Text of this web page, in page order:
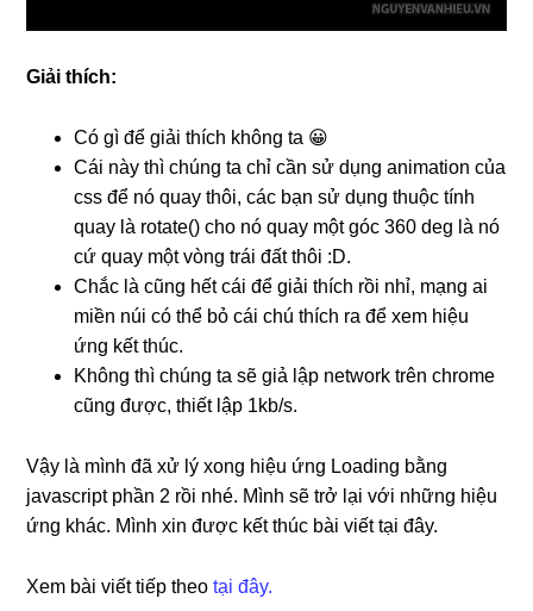
Giải thích:
Có gì để giải thích không ta 😀
Cái này thì chúng ta chỉ cần sử dụng animation của
css để nó quay thôi, các bạn sử dụng thuộc tính
quay là rotate() cho nó quay một góc 360 deg là nó
cứ quay một vòng trái đất thôi :D.
Chắc là cũng hết cái để giải thích rồi nhỉ, mạng ai
miền núi có thể bỏ cái chú thích ra để xem hiệu
ứng kết thúc.
Không thì chúng ta sẽ giả lập network trên chrome
cũng được, thiết lập 1kb/s.
Vậy là mình đã xử lý xong hiệu ứng Loading bằng
javascript phần 2 rồi nhé. Mình sẽ trở lại với những hiệu
ứng khác. Mình xin được kết thúc bài viết tại đây.
Xem bài viết tiếp theotại đây.